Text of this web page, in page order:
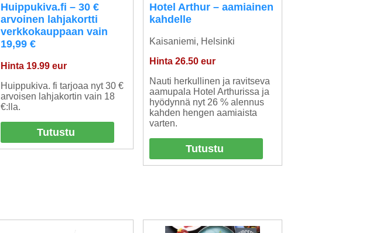
Huippukiva.fi – 30 €
arvoinen lahjakortti
verkkokauppaan vain
19,99 €
Hinta 19.99 eur
Huippukiva. fi tarjoaa nyt 30 €
arvoisen lahjakortin vain 18
€:lla.
Tutustu
Hotel Arthur – aamiainen
kahdelle
Kaisaniemi, Helsinki
Hinta 26.50 eur
Nauti herkullinen ja ravitseva
aamupala Hotel Arthurissa ja
hyödynnä nyt 26 % alennus
kahden hengen aamiaista
varten.
Tutustu